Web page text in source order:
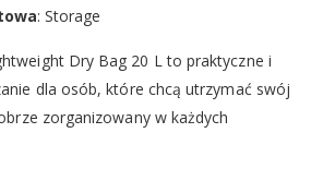
: Storage
Dry Bag 20 L to praktyczne i
dla osób, które chcą utrzymać swój
zorganizowany w każdych